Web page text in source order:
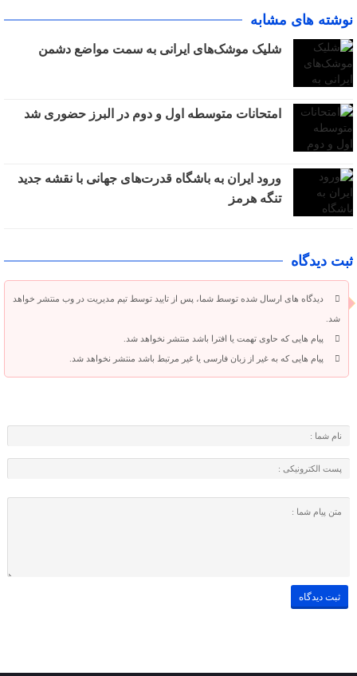
نوشته های مشابه
شلیک موشک‌های ایرانی به سمت مواضع دشمن
امتحانات متوسطه اول و دوم در البرز حضوری شد
ورود ایران به باشگاه قدرت‌های جهانی با نقشه جدید
تنگه هرمز
ثبت دیدگاه
دیدگاه های ارسال شده توسط شما، پس از تایید توسط تیم مدیریت در وب منتشر خواهد
شد.
پیام هایی که حاوی تهمت یا افترا باشد منتشر نخواهد شد.
پیام هایی که به غیر از زبان فارسی یا غیر مرتبط باشد منتشر نخواهد شد.